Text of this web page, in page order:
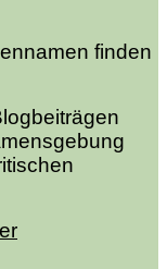
finden